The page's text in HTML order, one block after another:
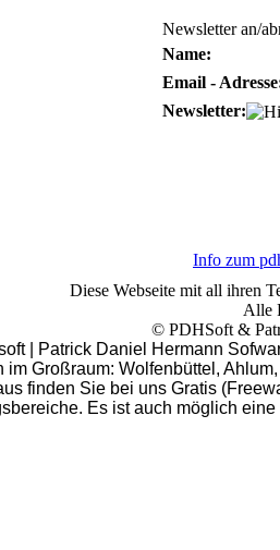
Newsletter an/
Name:
Email -
Newsletter:
Info zum
Diese Webseite mit all ihren
Alle
© PDHSoft &
| Patrick Daniel Hermann
Großraum: Wolfenbüttel,
finden Sie bei uns Gratis
Es ist auch möglich